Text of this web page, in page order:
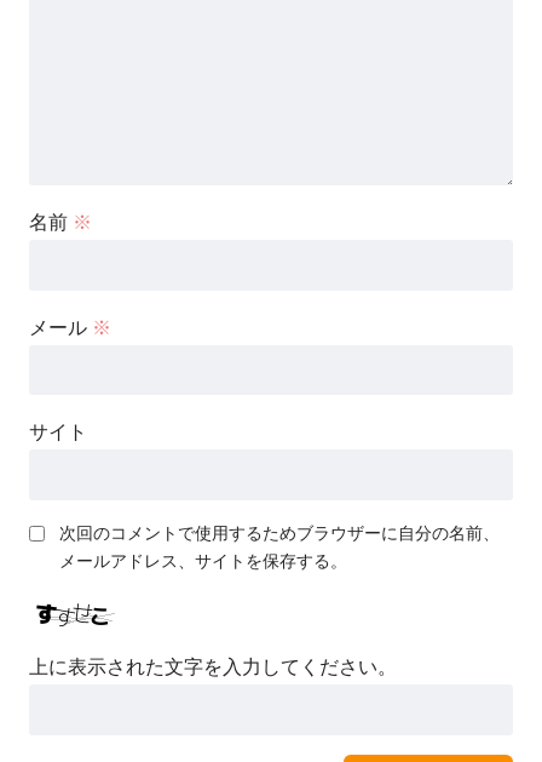
名前 ※
メール ※
サイト
次回のコメントで使用するためブラウザーに自分の名前、
メールアドレス、サイトを保存する。
上に表示された文字を入力してください。